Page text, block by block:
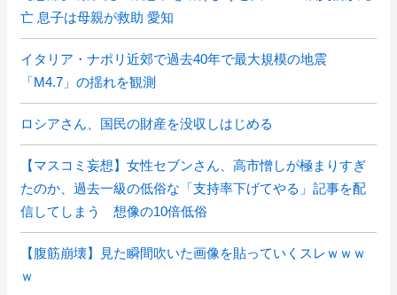
亡 息子は母親が救助 愛知
イタリア・ナポリ近郊で過去40年で最大規模の地震
「M4.7」の揺れを観測
ロシアさん、国民の財産を没収しはじめる
【マスコミ妄想】女性セブンさん、高市憎しが極まりすぎ
たのか、過去一級の低俗な「支持率下げてやる」記事を配
信してしまう 想像の10倍低俗
【腹筋崩壊】見た瞬間吹いた画像を貼っていくスレｗｗｗ
ｗ